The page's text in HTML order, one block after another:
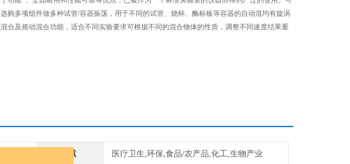
选购多项组件做多种试管/容器振荡，用于不同的试管、烧杯、酶标板等容器的自动混均有旋涡
混合及摇动混合功能，适合不同实验要求可根据不同的混合物体的性质，调整不同速度结果重
应用领域 医疗卫生,环保,食品/农产品,化工,生物产业